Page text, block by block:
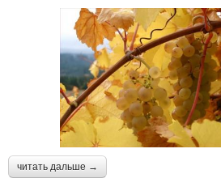
читать дальше →